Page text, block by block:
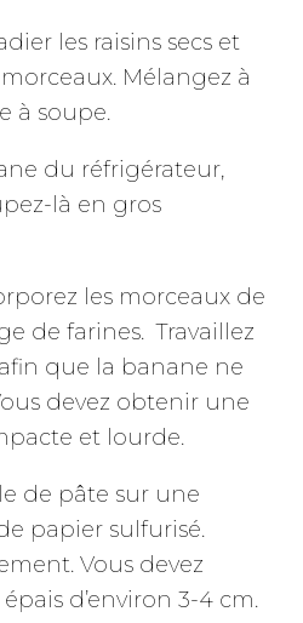
les raisins secs et
Mélangez à
à soupe.
du réfrigérateur,
là en gros
les morceaux de
de farines. Travaillez
que la banane ne
devez obtenir une
et lourde.
de pâte sur une
papier sulfurisé.
Vous devez
d’environ 3-4 cm.